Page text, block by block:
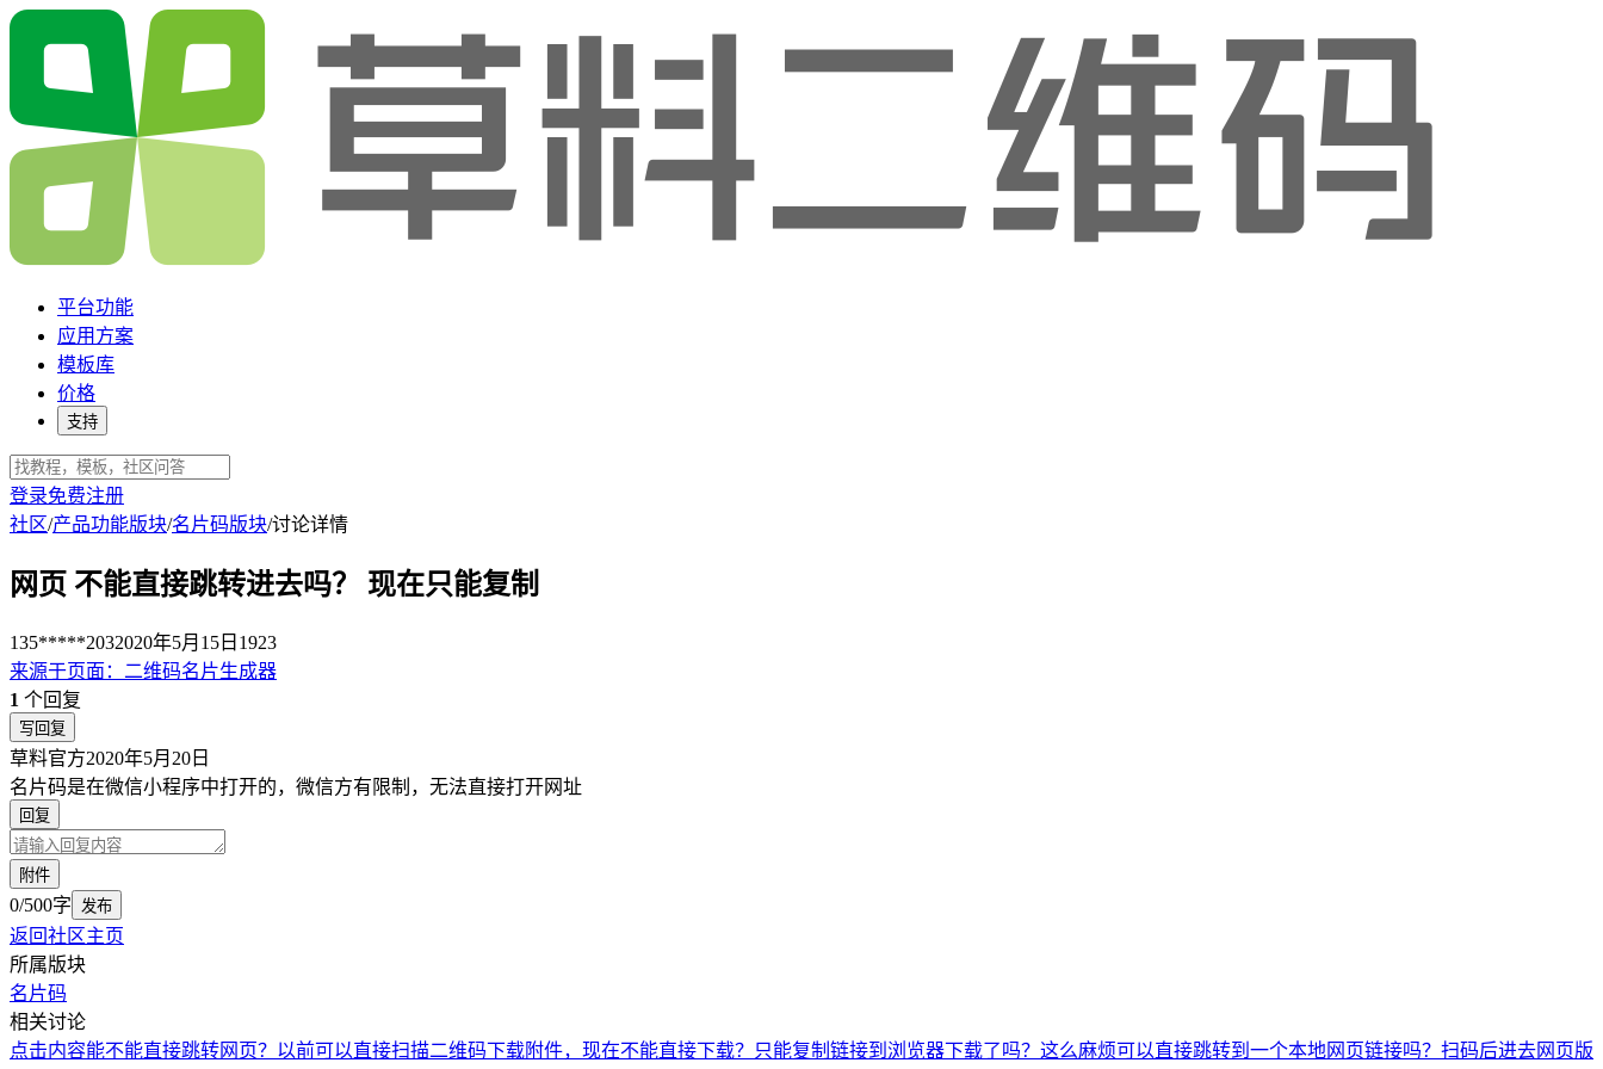
平台功能
应用方案
模板库
价格
支持
登录免费注册
社区/产品功能版块/名片码版块/讨论详情
网页 不能直接跳转进去吗？ 现在只能复制
135*****2032020年5月15日 1923
来源于页面 ： 二维码名片生成器
1 个回复
写回复
草料官方2020年5月20日
名片码是在微信小程序中打开的，微信方有限制，无法直接打开网址
回复
附件
0/500字 发布
返回社区主页
所属版块
名片码
相关讨论
点击内容能不能直接跳转网页？ 以前可以直接扫描二维码下载附件，现在不能直接下载？只能复制链接到浏览器下载了吗？这么麻烦可以直接跳转到一个本地网页链接吗？ 扫码后进去网页版